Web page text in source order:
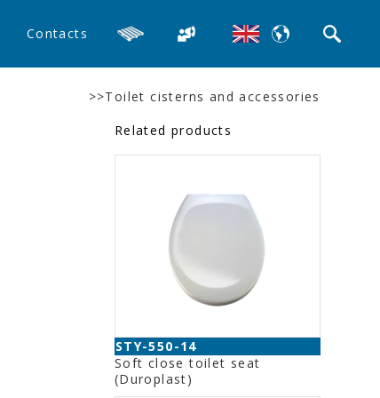
Contacts
>>Toilet cisterns and accessories
Related products
STY-550-14
Soft close toilet seat
(Duroplast)